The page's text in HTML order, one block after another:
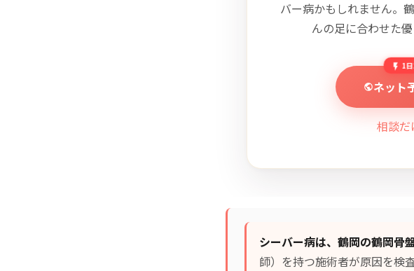
バー病かもしれません。
んの足に合わせた
1
ネット
相談だ
シーバー病は、鶴岡の鶴岡骨
師）を持つ施術者が原因を検